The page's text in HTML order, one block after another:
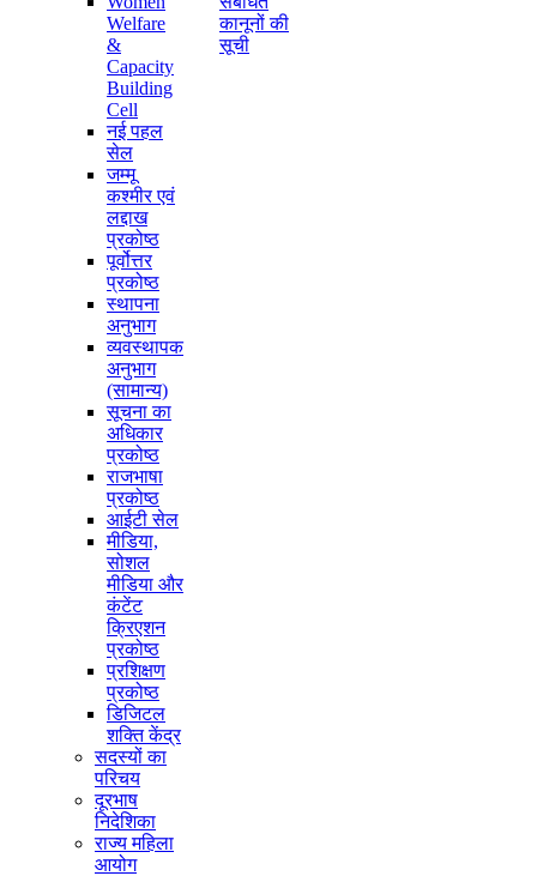
Welfare
&
Capacity
Building
Cell
नई पहल
सेल
जम्मू
कश्मीर एवं
लद्दाख
प्रकोष्ठ
पूर्वोत्तर
प्रकोष्ठ
स्थापना
अनुभाग
व्यवस्थापक
अनुभाग
(सामान्य)
सूचना का
अधिकार
प्रकोष्ठ
राजभाषा
प्रकोष्ठ
आईटी सेल
मीडिया,
सोशल
मीडिया और
कंटेंट
क्रिएशन
प्रकोष्ठ
प्रशिक्षण
प्रकोष्ठ
डिजिटल
शक्ति केंद्र
सदस्यों का
परिचय
दूरभाष
निदेशिका
राज्य महिला
आयोग
कानूनों की
सूची